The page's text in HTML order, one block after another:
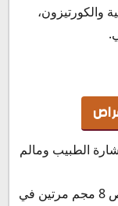
والكورتيزون،
الطبيب ومالم
جرعة لورنوكس أقراص للبالغين: تناول قرص 8 مجم مرتين في